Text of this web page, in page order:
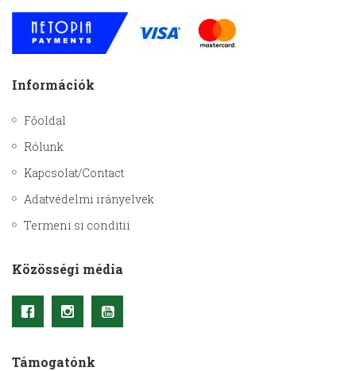
Információk
Főoldal
Rólunk
Kapcsolat/Contact
Adatvédelmi irányelvek
Termeni si conditii
Közösségi média
Támogatónk